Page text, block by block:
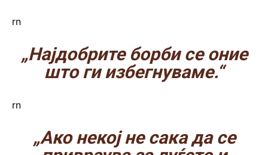
rn
„Најдобрите борби се оние
што ги избегнуваме.“
rn
„Ако некој не сака да се